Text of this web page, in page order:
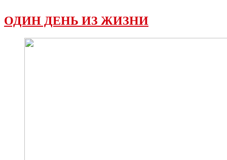
ОДИН ДЕНЬ ИЗ ЖИЗНИ